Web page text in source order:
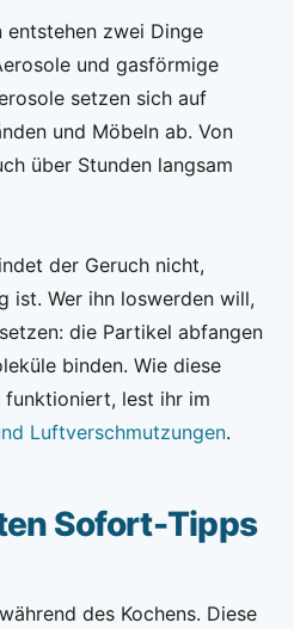
entstehen zwei Dinge
und gasförmige
setzen sich auf
und Möbeln ab. Von
über Stunden langsam
der Geruch nicht,
ist. Wer ihn loswerden will,
die Partikel abfangen
binden. Wie diese
lest ihr im
Luftverschmutzungen.
Sofort-Tipps
des Kochens. Diese